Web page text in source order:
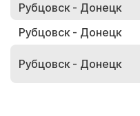
Рубцовск - Донецк
Рубцовск - Донецк
Рубцовск - Донецк